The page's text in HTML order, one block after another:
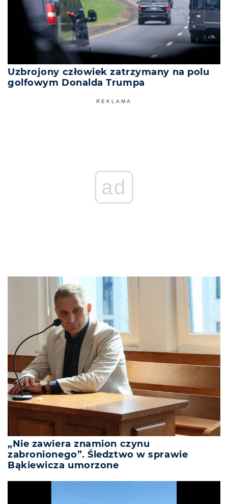
Uzbrojony człowiek zatrzymany na polu
golfowym Donalda Trumpa
REKLAMA
ad
„Nie zawiera znamion czynu
zabronionego”. Śledztwo w sprawie
Bąkiewicza umorzone